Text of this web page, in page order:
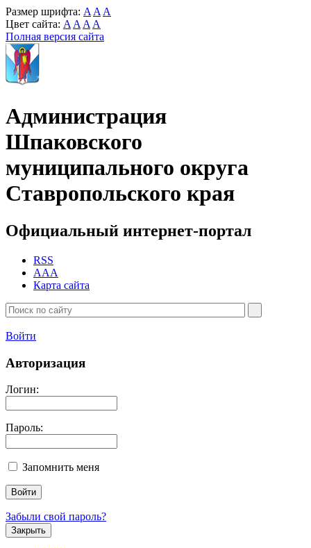
Размер шрифта: A A A
Цвет сайта: A A A A
Полная версия сайта
Администрация
Шпаковского
муниципального округа
Ставропольского края
Официальный интернет-портал
RSS
AAA
Карта сайта
Войти
Авторизация
Логин:
Пароль:
Запомнить меня
Забыли свой пароль?
Закрыть